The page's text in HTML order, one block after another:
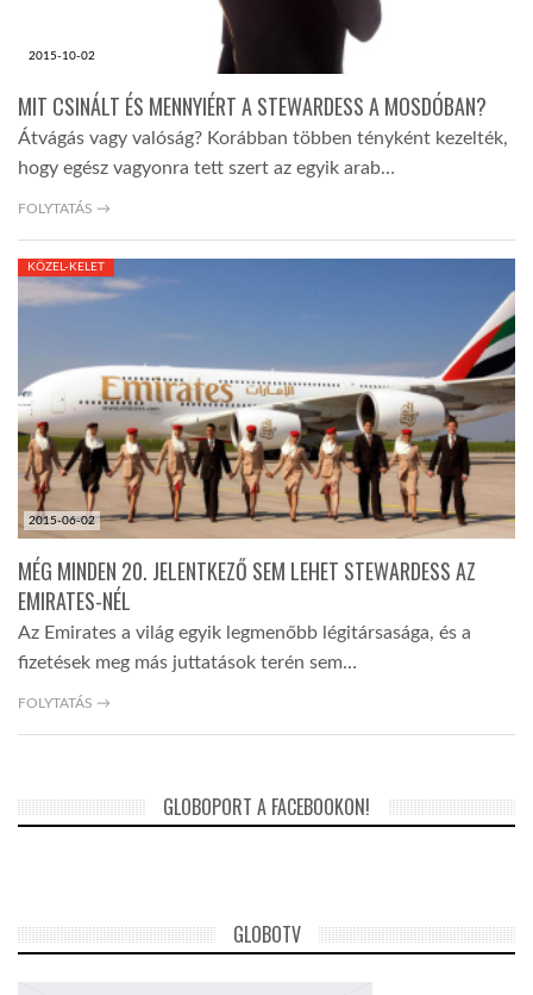
2015-10-02
MIT CSINÁLT ÉS MENNYIÉRT A STEWARDESS A MOSDÓBAN?
Átvágás vagy valóság? Korábban többen tényként kezelték,
hogy egész vagyonra tett szert az egyik arab…
FOLYTATÁS →
2015-06-02
KÖZEL-KELET
MÉG MINDEN 20. JELENTKEZŐ SEM LEHET STEWARDESS AZ
EMIRATES-NÉL
Az Emirates a világ egyik legmenőbb légitársasága, és a
fizetések meg más juttatások terén sem…
FOLYTATÁS →
GLOBOPORT A FACEBOOKON!
GLOBOTV